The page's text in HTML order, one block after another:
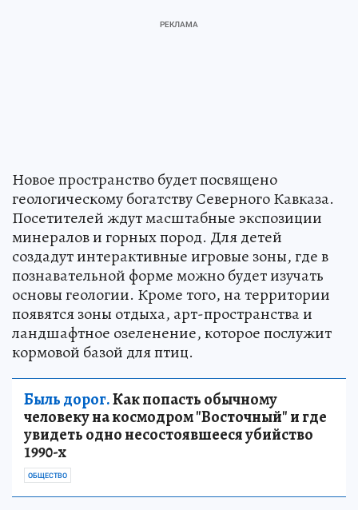
Новое пространство будет посвящено
геологическому богатству Северного Кавказа.
Посетителей ждут масштабные экспозиции
минералов и горных пород. Для детей
создадут интерактивные игровые зоны, где в
познавательной форме можно будет изучать
основы геологии. Кроме того, на территории
появятся зоны отдыха, арт-пространства и
ландшафтное озеленение, которое послужит
кормовой базой для птиц.
Быль дорог.Как попасть обычному
человеку на космодром "Восточный" и где
увидеть одно несостоявшееся убийство
1990-х
ОБЩЕСТВО